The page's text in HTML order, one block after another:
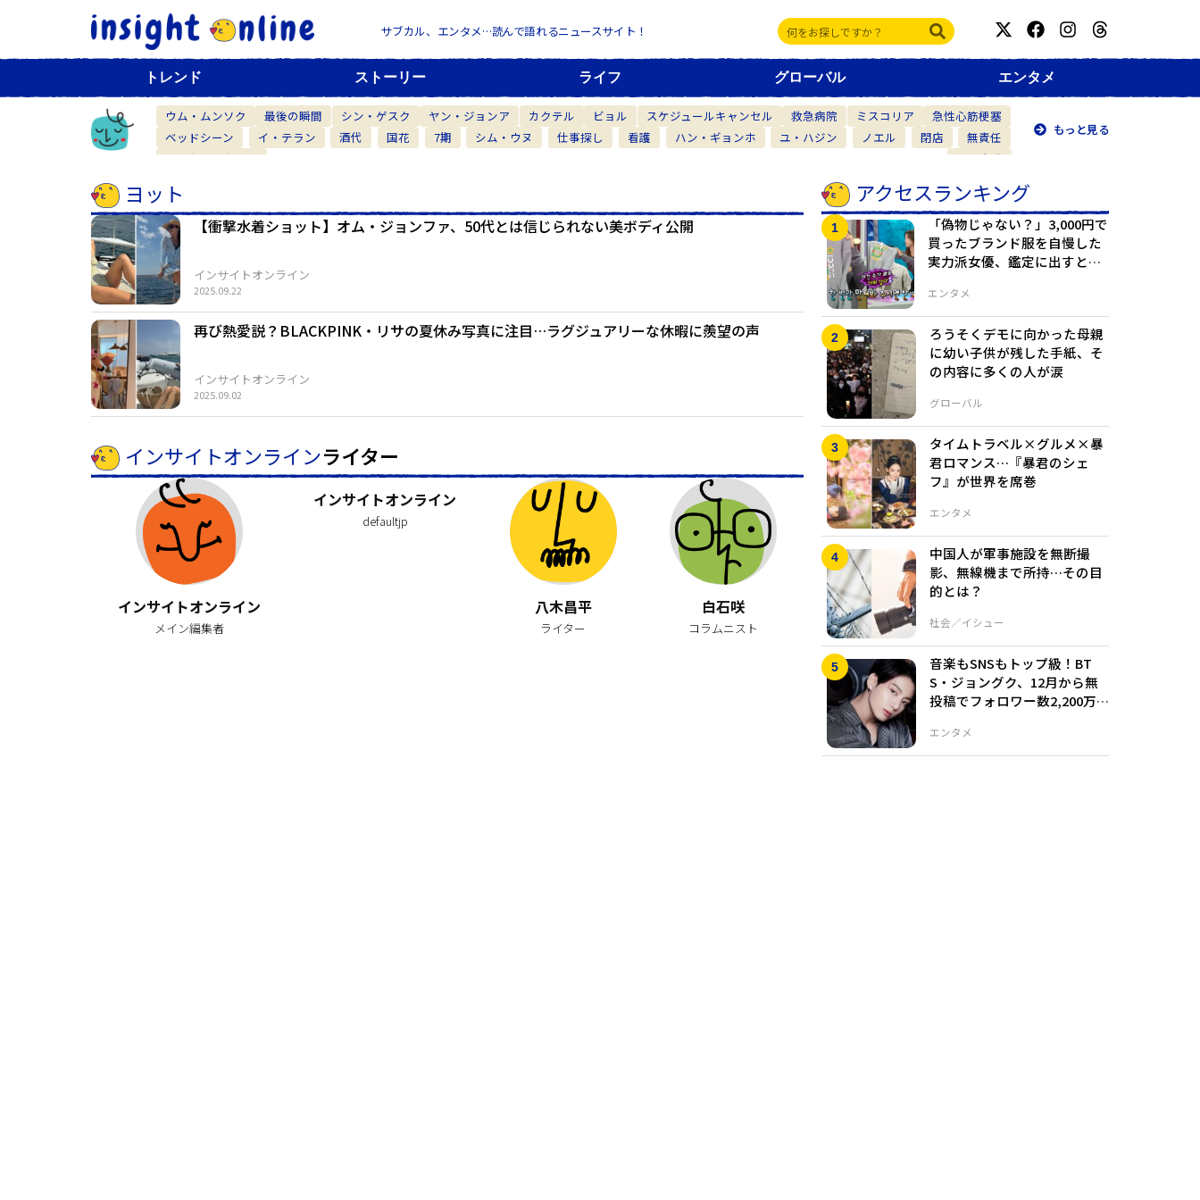
サブカル、エンタメ…読んで語れるニュースサイト！
トレンド ストーリー ライフ グローバル エンタメ
ウム・ムンソク 最後の瞬間 シン・ゲスク ヤン・ジョンア カクテル ビョル スケジュールキャンセル 救急病院 ミスコリア
急性心筋梗塞
ベッドシーン
イ・テラン 酒代 国花 7期 シム・ウヌ 仕事探し 看護 ハン・ギョンホ ユ・ハジン ノエル 閉店
無責任
ベーカリーカフェ
仲間意識
もっと見る
ヨット
【衝撃水着ショット】オム・ジョンファ、50代とは信じられない美ボディ公開
2025.09.22
インサイトオンライン
再び熱愛説？BLACKPINK・リサの夏休み写真に注目…ラグジュアリーな休暇に羨望の声
2025.09.02
インサイトオンライン
インサイトオンラインライター
インサイトオンライン
メイン編集者
インサイトオンライン
defaultjp
八木昌平
ライター
白石咲
コラムニスト
アクセスランキング
エンタメ
「偽物じゃない？」3,000円で
買ったブランド服を自慢した
実力派女優、鑑定に出すとま
グローバル
ろうそくデモに向かった母親
に幼い子供が残した手紙、そ
の内容に多くの人が涙
エンタメ
タイムトラベル×グルメ×暴
君ロマンス…『暴君のシェ
フ』が世界を席巻
社会／イシュー
中国人が軍事施設を無断撮
影、無線機まで所持…その目
的とは？
エンタメ
音楽もSNSもトップ級！BT
S・ジョングク、12月から無
投稿でフォロワー数2,200万